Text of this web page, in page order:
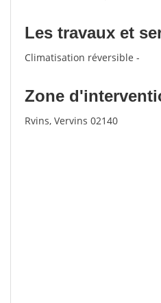
Les travaux et
Climatisation réversible -
Zone
Rvins, Vervins 02140